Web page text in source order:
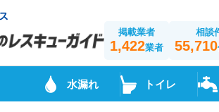
掲載業者
1,422業者
相談
55,710
水漏れ トイレ